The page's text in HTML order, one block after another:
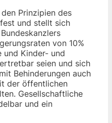
Prinzipien des
und stellt sich
von 10%
und Kinder- und
seien und sich
Behinderungen auch
der öffentlichen
Gesellschaftliche
und ein